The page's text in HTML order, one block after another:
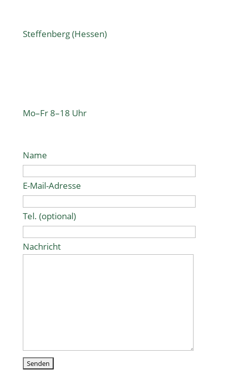
Steffenberg (Hessen)
Mo–Fr 8–18 Uhr
Name
E-Mail-Adresse
Tel. (optional)
Nachricht